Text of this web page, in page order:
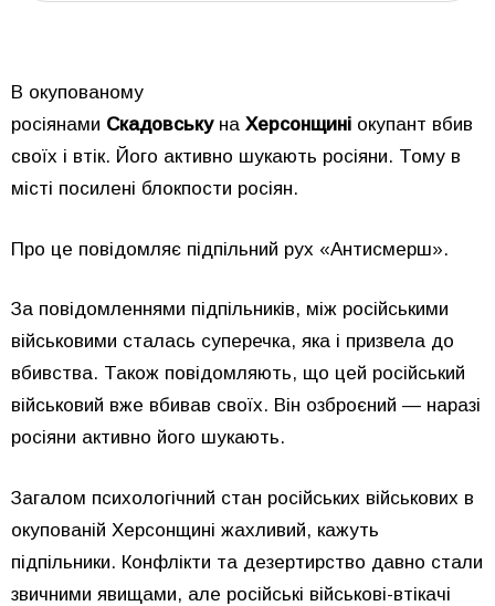
В окупованому
росіянами Скадовськуна Херсонщині окупант вбив
своїх і втік. Його активно шукають росіяни. Тому в
місті посилені блокпости росіян.
Про це повідомляє підпільний рух «Антисмерш».
За повідомленнями підпільників, між російськими
військовими сталась суперечка, яка і призвела до
вбивства. Також повідомляють, що цей російський
військовий вже вбивав своїх. Він озброєний — наразі
росіяни активно його шукають.
Загалом психологічний стан російських військових в
окупованій Херсонщині жахливий, кажуть
підпільники. Конфлікти та дезертирство давно стали
звичними явищами, але російські військові-втікачі